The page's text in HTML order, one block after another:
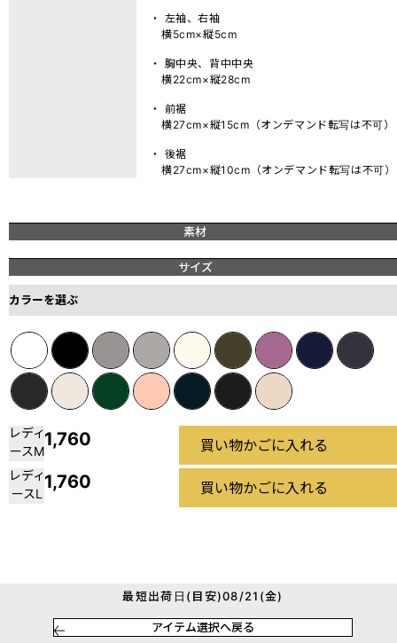
・ 左袖、右袖
横5cm×縦5cm
・ 胸中央、背中中央
横22cm×縦28cm
・ 前裾
横27cm×縦15cm（オンデマンド転写は不可）
・ 後裾
横27cm×縦10cm（オンデマンド転写は不可）
素材
サイズ
カラーを選ぶ
レディ
ースM
1,760 買い物かごに入れる
レディ
ースL
1,760 買い物かごに入れる
最短出荷日(目安)08/21(金)
アイテム選択へ戻る